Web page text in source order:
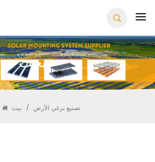
يبحث
بيت / تصنيع برغي الأرض